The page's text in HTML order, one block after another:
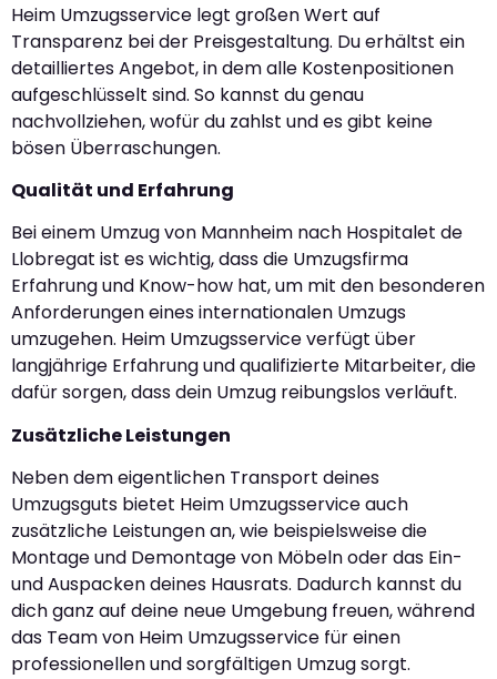
Heim Umzugsservice legt großen Wert auf
Transparenz bei der Preisgestaltung. Du erhältst ein
detailliertes Angebot, in dem alle Kostenpositionen
aufgeschlüsselt sind. So kannst du genau
nachvollziehen, wofür du zahlst und es gibt keine
bösen Überraschungen.
Qualität und Erfahrung
Bei einem Umzug von Mannheim nach Hospitalet de
Llobregat ist es wichtig, dass die Umzugsfirma
Erfahrung und Know-how hat, um mit den besonderen
Anforderungen eines internationalen Umzugs
umzugehen. Heim Umzugsservice verfügt über
langjährige Erfahrung und qualifizierte Mitarbeiter, die
dafür sorgen, dass dein Umzug reibungslos verläuft.
Zusätzliche Leistungen
Neben dem eigentlichen Transport deines
Umzugsguts bietet Heim Umzugsservice auch
zusätzliche Leistungen an, wie beispielsweise die
Montage und Demontage von Möbeln oder das Ein-
und Auspacken deines Hausrats. Dadurch kannst du
dich ganz auf deine neue Umgebung freuen, während
das Team von Heim Umzugsservice für einen
professionellen und sorgfältigen Umzug sorgt.